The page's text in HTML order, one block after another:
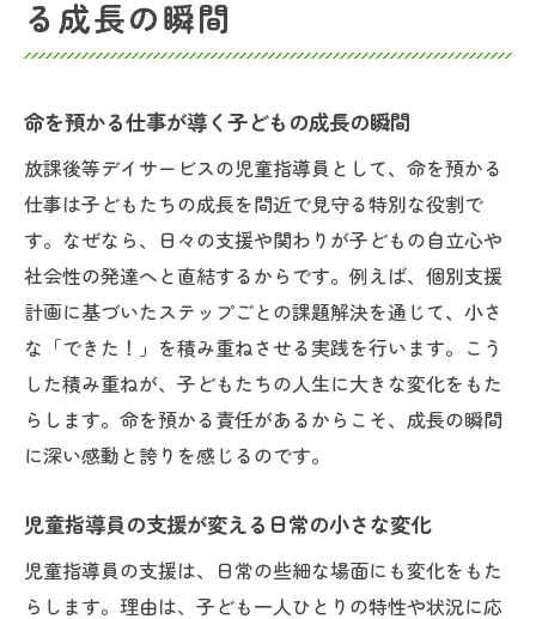
る成長の瞬間
命を預かる仕事が導く子どもの成長の瞬間
放課後等デイサービスの児童指導員として、命を預かる
仕事は子どもたちの成長を間近で見守る特別な役割で
す。なぜなら、日々の支援や関わりが子どもの自立心や
社会性の発達へと直結するからです。例えば、個別支援
計画に基づいたステップごとの課題解決を通じて、小さ
な「できた！」を積み重ねさせる実践を行います。こう
した積み重ねが、子どもたちの人生に大きな変化をもた
らします。命を預かる責任があるからこそ、成長の瞬間
に深い感動と誇りを感じるのです。
児童指導員の支援が変える日常の小さな変化
児童指導員の支援は、日常の些細な場面にも変化をもた
らします。理由は、子ども一人ひとりの特性や状況に応